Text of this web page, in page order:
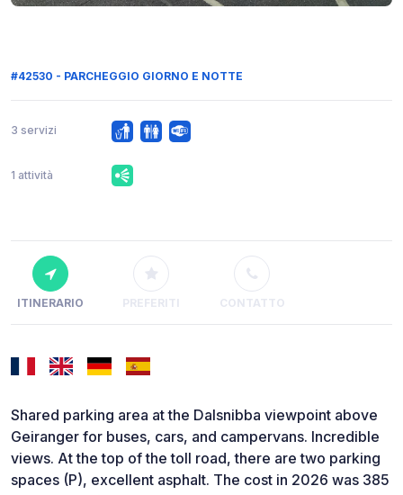
#42530 - PARCHEGGIO GIORNO E NOTTE
3 servizi
1 attività
ITINERARIO PREFERITI CONTATTO
Shared parking area at the Dalsnibba viewpoint above
Geiranger for buses, cars, and campervans. Incredible
views. At the top of the toll road, there are two parking
spaces (P), excellent asphalt. The cost in 2026 was 385